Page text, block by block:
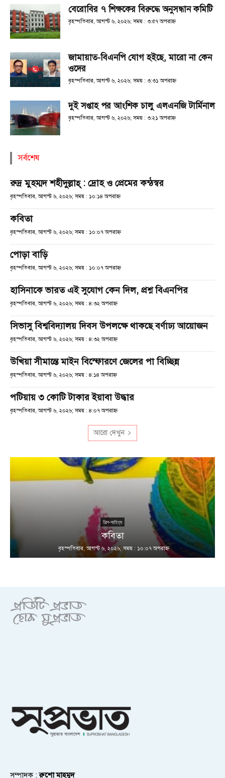
বেরোবির ৭ শিক্ষকের বিরুদ্ধে অনুসন্ধান কমিটি
বৃহস্পতিবার, আগস্ট ৬, ২০২৬; সময় : ৩:৫৭ অপরাহ্ণ
জামায়াত-বিএনপি যোগ হইছে, মারো না কেন
ওদের
বৃহস্পতিবার, আগস্ট ৬, ২০২৬; সময় : ৩:৩১ অপরাহ্ণ
দুই সপ্তাহ পর আংশিক চালু এলএনজি টার্মিনাল
বৃহস্পতিবার, আগস্ট ৬, ২০২৬; সময় : ৩:২১ অপরাহ্ণ
সর্বশেষ
রুদ্র মুহম্মদ শহীদুল্লাহ্ : দ্রোহ ও প্রেমের কন্ঠস্বর
বৃহস্পতিবার, আগস্ট ৬, ২০২৬; সময় : ১০:১৪ অপরাহ্ণ
কবিতা
বৃহস্পতিবার, আগস্ট ৬, ২০২৬; সময় : ১০:০৭ অপরাহ্ণ
পোড়া বাড়ি
বৃহস্পতিবার, আগস্ট ৬, ২০২৬; সময় : ১০:০৭ অপরাহ্ণ
হাসিনাকে ভারত এই সুযোগ কেন দিল, প্রশ্ন বিএনপির
বৃহস্পতিবার, আগস্ট ৬, ২০২৬; সময় : ৪:৩২ অপরাহ্ণ
সিভাসু বিশ্ববিদ্যালয় দিবস উপলক্ষে থাকছে বর্ণাঢ্য আয়োজন
বৃহস্পতিবার, আগস্ট ৬, ২০২৬; সময় : ৪:৩২ অপরাহ্ণ
উখিয়া সীমান্তে মাইন বিস্ফোরণে জেলের পা বিচ্ছিন্ন
বৃহস্পতিবার, আগস্ট ৬, ২০২৬; সময় : ৪:১৪ অপরাহ্ণ
পটিয়ায় ৩ কোটি টাকার ইয়াবা উদ্ধার
বৃহস্পতিবার, আগস্ট ৬, ২০২৬; সময় : ৪:০৭ অপরাহ্ণ
আরো দেখুন
শিল্প-সাহিত্য
কবিতা
বৃহস্পতিবার, আগস্ট ৬, ২০২৬; সময় : ১০:০৭ অপরাহ্ণ
সম্পাদক :রুশো মাহমুদ